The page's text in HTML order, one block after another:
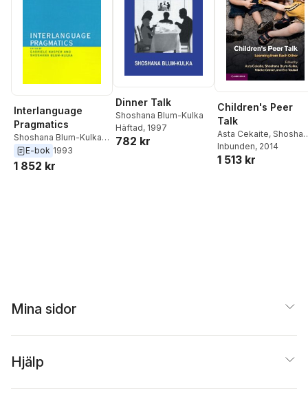
Interlanguage
Pragmatics
Shoshana Blum-Kulka,
Gabriele Kasper
E-bok 1993
1 852 kr
Dinner Talk
Shoshana Blum-Kulka
Häftad, 1997
782 kr
Children's Peer
Talk
Asta Cekaite,
Blum-Kulka,Vibeke
Gr&#248;ver
Inbunden, 2014
1 513 kr
Mina sidor
Hjälp